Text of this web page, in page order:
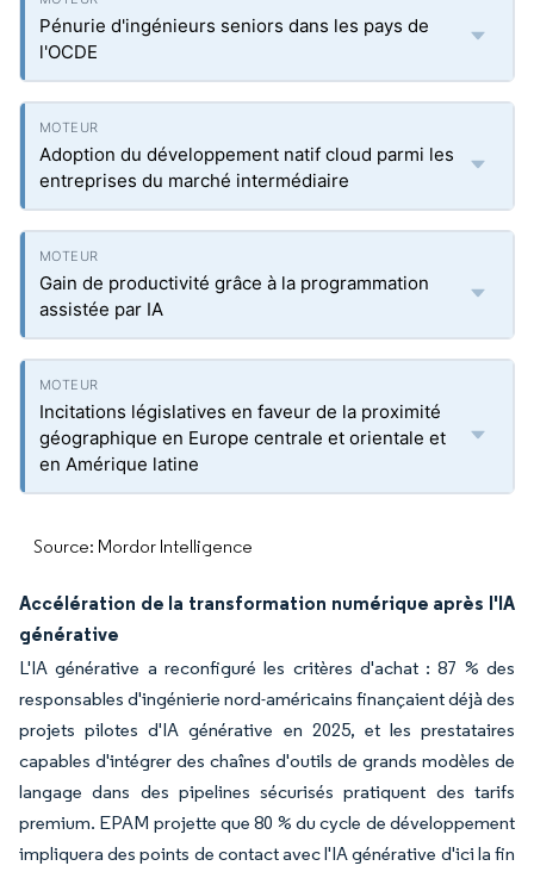
Pénurie d'ingénieurs seniors dans les pays de
l'OCDE
Adoption du développement natif cloud parmi les
entreprises du marché intermédiaire
Gain de productivité grâce à la programmation
assistée par IA
Incitations législatives en faveur de la proximité
géographique en Europe centrale et orientale et
en Amérique latine
Source: Mordor Intelligence
Accélération de la transformation numérique après l'IA
générative
L'IA générative a reconfiguré les critères d'achat : 87 % des
responsables d'ingénierie nord-américains finançaient déjà des
projets pilotes d'IA générative en 2025, et les prestataires
capables d'intégrer des chaînes d'outils de grands modèles de
langage dans des pipelines sécurisés pratiquent des tarifs
premium. EPAM projette que 80 % du cycle de développement
impliquera des points de contact avec l'IA générative d'ici la fin